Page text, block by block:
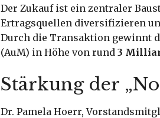
Der Zukauf ist ein zentraler
Ertragsquellen diversifizieren
Durch die Transaktion gewinnt
(AuM) in Höhe von rund 3
Stärkung der
Dr. Pamela Hoerr,